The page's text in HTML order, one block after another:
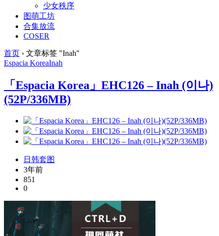
少女秩序
图萌工坊
合集放流
COSER
首页 › 文章标签 "Inah"
Espacia KoreaInah
「Espacia Korea」EHC126 – Inah (이나)
(52P/336MB)
日韩套图
3年前
851
0